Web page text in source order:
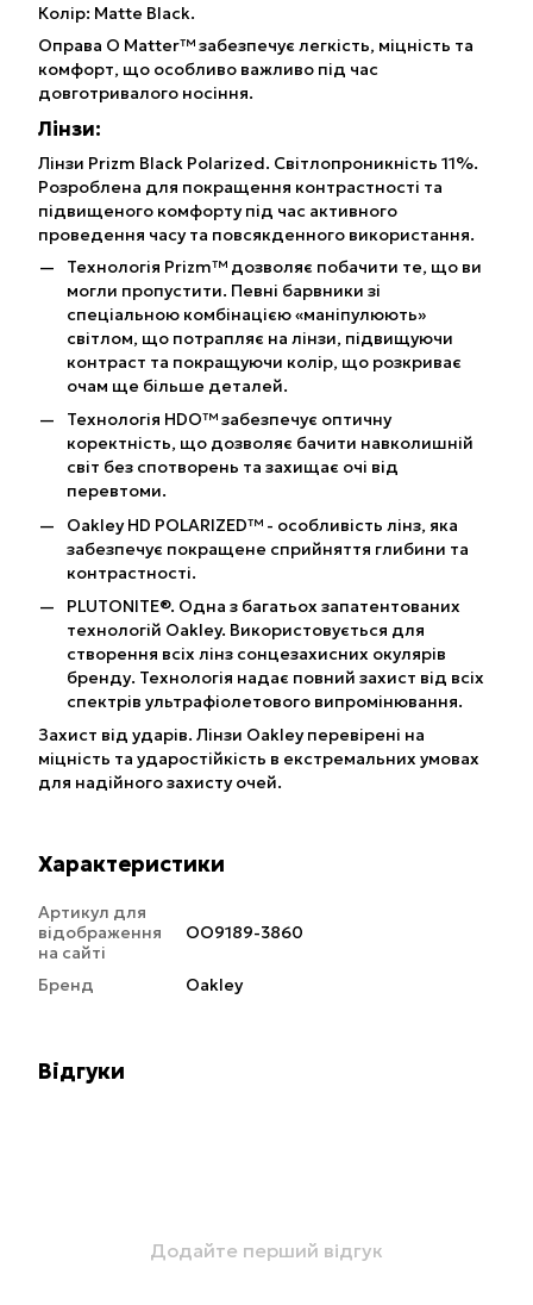
Колір: Matte Black.
Оправа O Matter™ забезпечує легкість, міцність та
комфорт, що особливо важливо під час
довготривалого носіння.
Лінзи:
Лінзи Prizm Black Polarized. Світлопроникність 11%.
Розроблена для покращення контрастності та
підвищеного комфорту під час активного
проведення часу та повсякденного використання.
Технологія Prizm™ дозволяє побачити те, що ви
могли пропустити. Певні барвники зі
спеціальною комбінацією «маніпулюють»
світлом, що потрапляє на лінзи, підвищуючи
контраст та покращуючи колір, що розкриває
очам ще більше деталей.
Технологія HDO™ забезпечує оптичну
коректність, що дозволяє бачити навколишній
світ без спотворень та захищає очі від
перевтоми.
Oakley HD POLARIZED™ - особливість лінз, яка
забезпечує покращене сприйняття глибини та
контрастності.
PLUTONITE®. Одна з багатьох запатентованих
технологій Oakley. Використовується для
створення всіх лінз сонцезахисних окулярів
бренду. Технологія надає повний захист від всіх
спектрів ультрафіолетового випромінювання.
Захист від ударів. Лінзи Oakley перевірені на
міцність та ударостійкість в екстремальних умовах
для надійного захисту очей.
Характеристики
Артикул для
відображення
на сайті
OO9189-3860
Бренд Oakley
Відгуки
Додайте перший відгук